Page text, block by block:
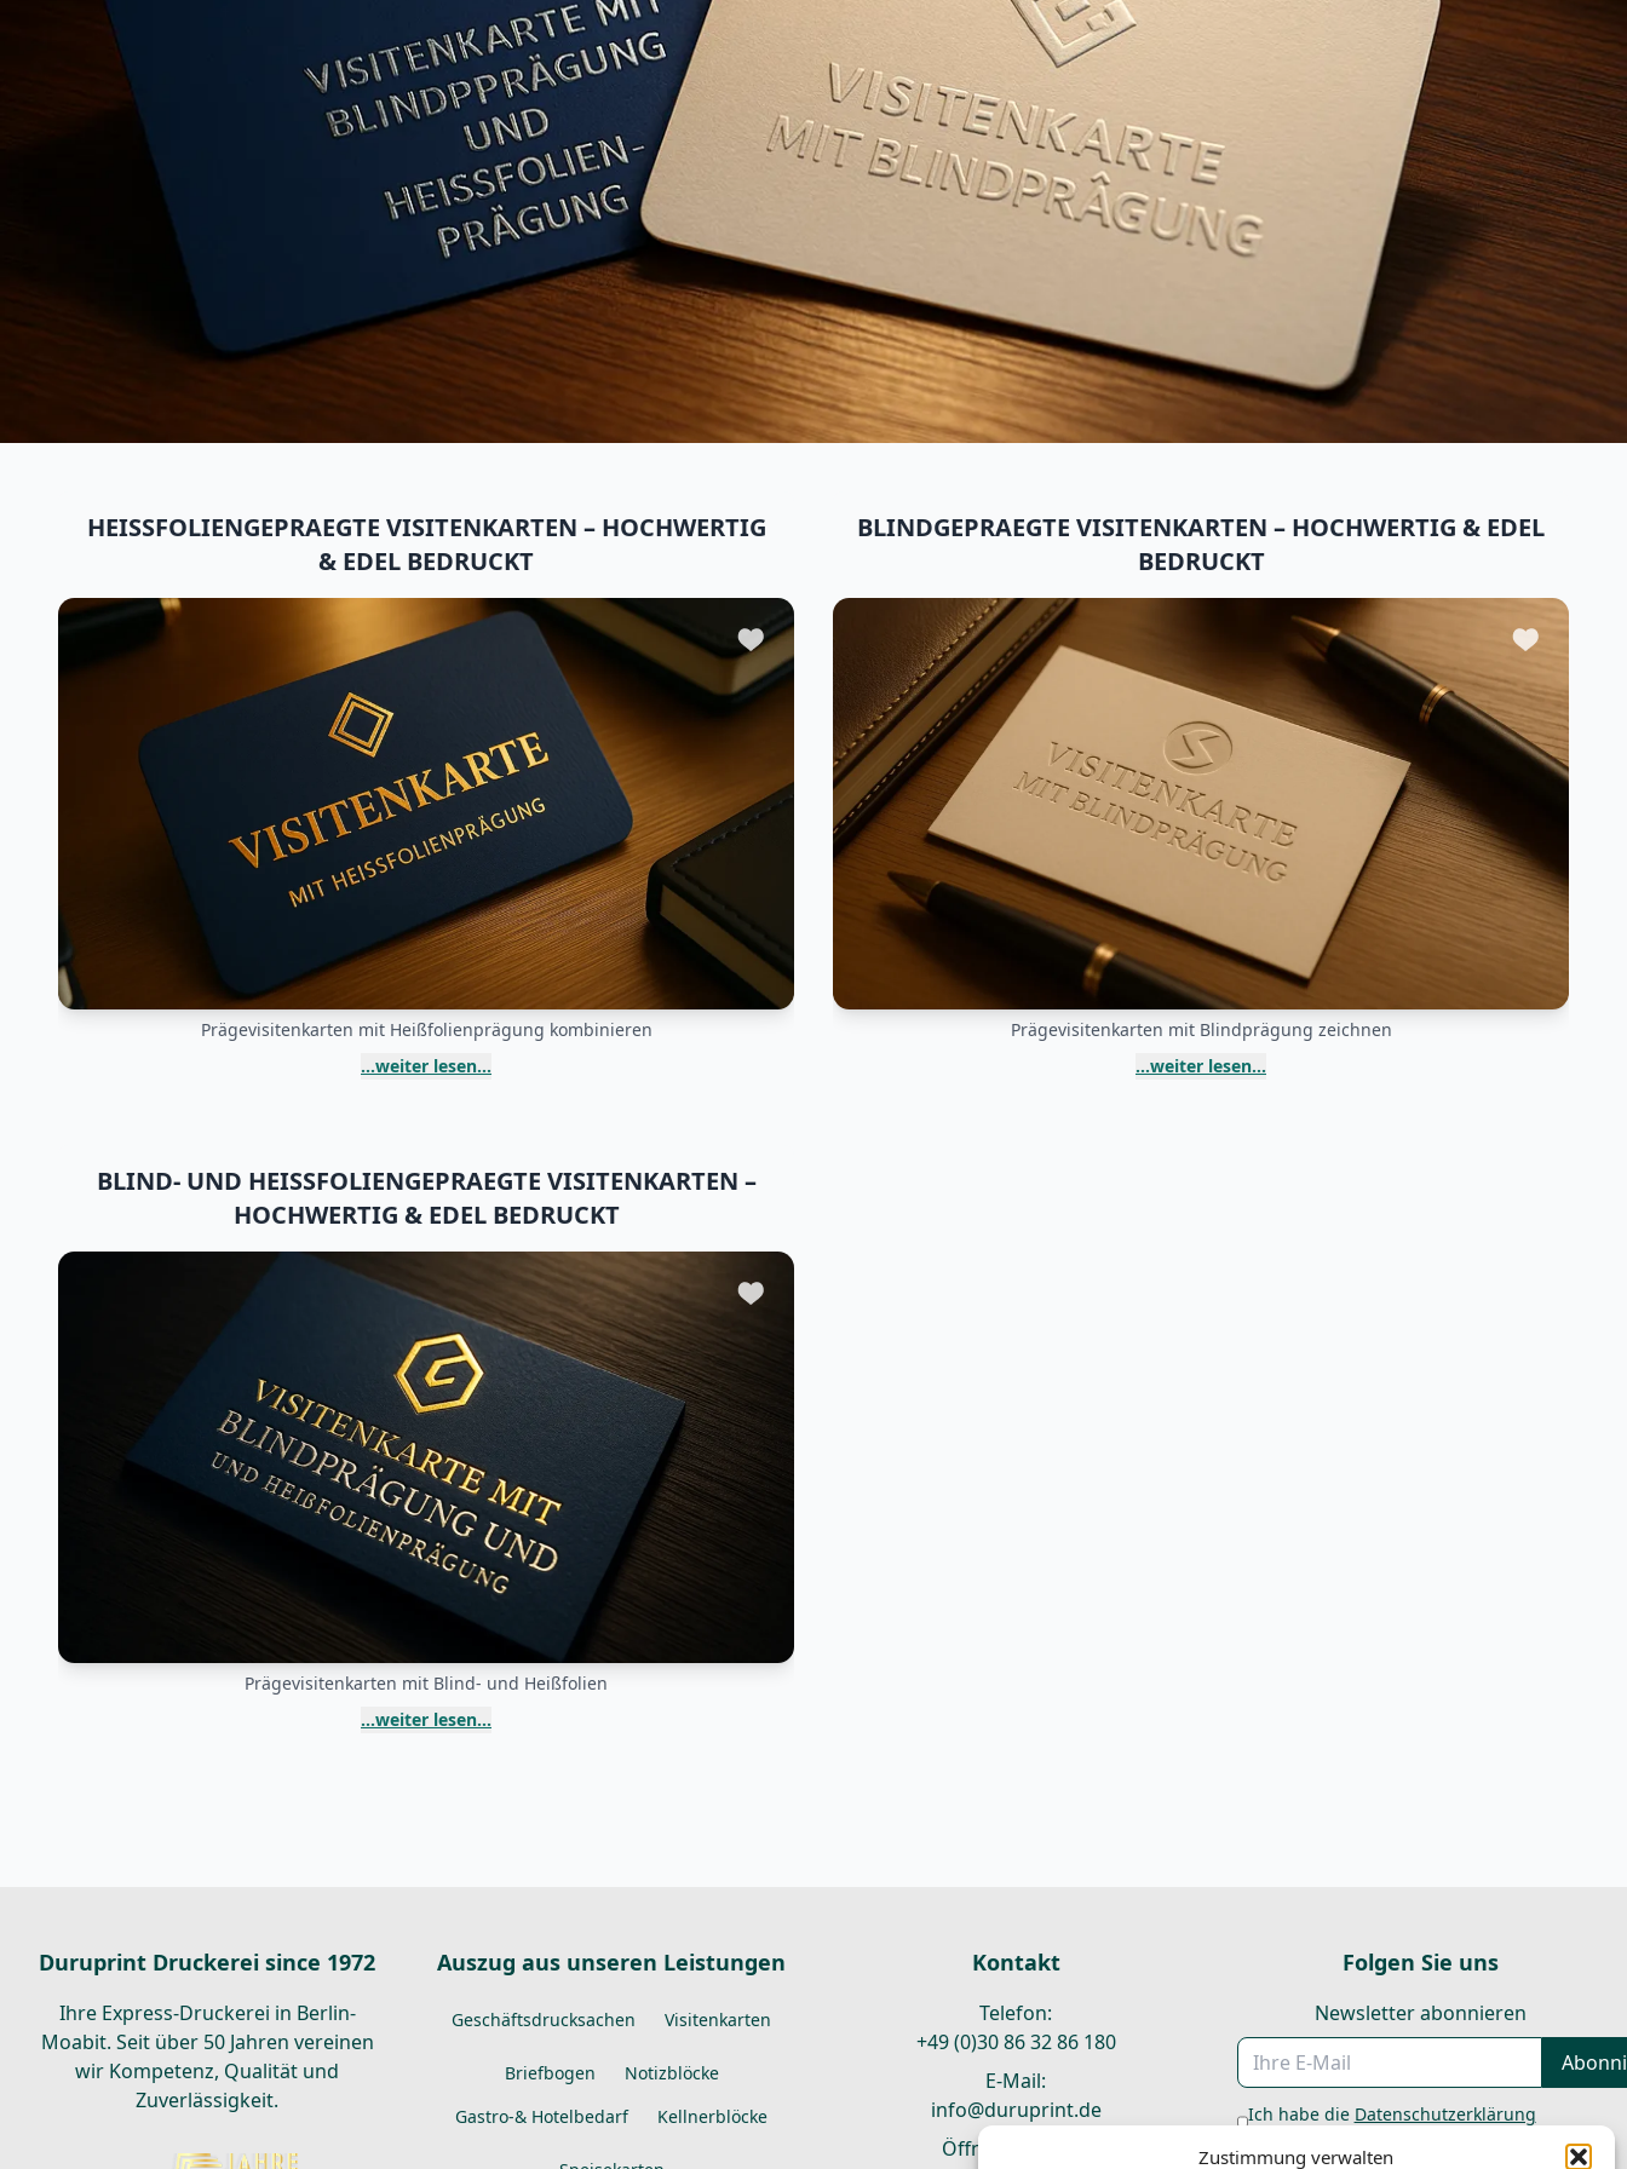
Zustimmung verwalten
hochwertig & edel bedruckt
Prägevisitenkarten heben sich durch fühlbare
...weiter lesen...
HEISSFOLIENGEPRAEGTE VISITENKARTEN – HOCHWERTIG
& EDEL BEDRUCKT
Prägevisitenkarten mit Heißfolienprägung kombinieren
...weiter lesen...
BLINDGEPRAEGTE VISITENKARTEN – HOCHWERTIG & EDEL
BEDRUCKT
Prägevisitenkarten mit Blindprägung zeichnen
...weiter lesen...
BLIND- UND HEISSFOLIENGEPRAEGTE VISITENKARTEN –
HOCHWERTIG & EDEL BEDRUCKT
Prägevisitenkarten mit Blind- und Heißfolien
...weiter lesen...
Duruprint Druckerei since 1972
Ihre Express-Druckerei in Berlin-
Moabit. Seit über 50 Jahren vereinen
wir Kompetenz, Qualität und
Zuverlässigkeit.
Auszug aus unseren Leistungen
Geschäftsdrucksachen Visitenkarten
Briefbogen
Notizblöcke
Gastro-& Hotelbedarf
Kellnerblöcke
Kontakt
Telefon:
+49 (0)30 86 32 86 180
E-Mail:
info@duruprint.de
Öffnungszeiten:
Folgen Sie uns
Newsletter abonnieren
E-Mail
Ich habe die Datenschutzerklärung
meiner Daten zum Versand des